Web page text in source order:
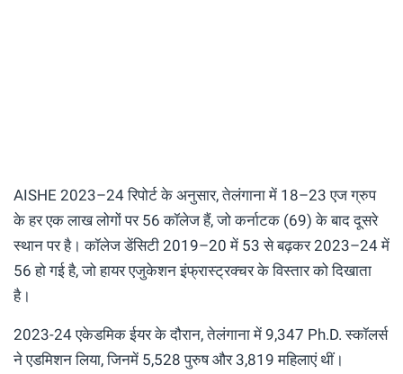
AISHE 2023–24 रिपोर्ट के अनुसार, तेलंगाना में 18–23 एज ग्रुप
के हर एक लाख लोगों पर 56 कॉलेज हैं, जो कर्नाटक (69) के बाद दूसरे
स्थान पर है। कॉलेज डेंसिटी 2019–20 में 53 से बढ़कर 2023–24 में
56 हो गई है, जो हायर एजुकेशन इंफ्रास्ट्रक्चर के विस्तार को दिखाता
है।
2023-24 एकेडमिक ईयर के दौरान, तेलंगाना में 9,347 Ph.D. स्कॉलर्स
ने एडमिशन लिया, जिनमें 5,528 पुरुष और 3,819 महिलाएं थीं।